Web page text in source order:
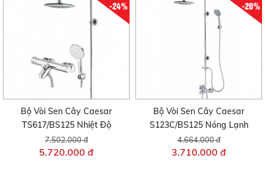
-24%
Bộ Vòi Sen Cây Caesar
TS617/BS125 Nhiệt Độ
7.502.000 đ
5.720.000 đ
-20%
Bộ Vòi Sen Cây Caesar
S123C/BS125 Nóng Lạnh
4.664.000 đ
3.710.000 đ